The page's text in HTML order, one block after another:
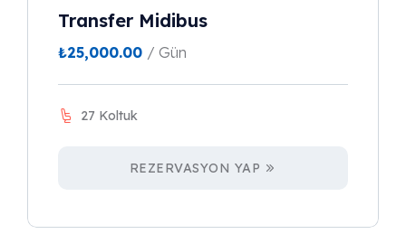
Transfer Midibus
₺25,000.00 / Gün
27 Koltuk
REZERVASYON YAP